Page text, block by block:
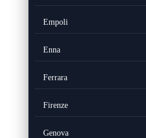
Empoli
Enna
Ferrara
Firenze
Genova